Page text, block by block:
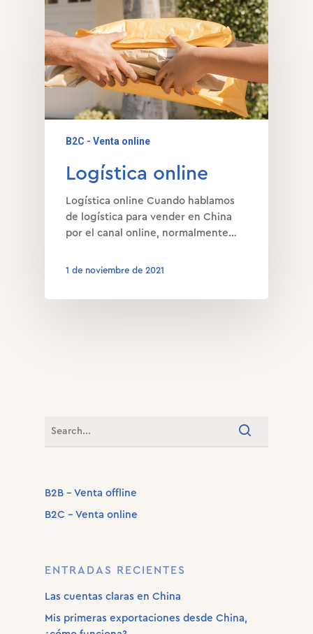
B2C - Venta online
Logística online
Logística online Cuando hablamos
de logística para vender en China
por el canal online, normalmente…
1 de noviembre de 2021
B2B – Venta offline
B2C – Venta online
ENTRADAS RECIENTES
Las cuentas claras en China
Mis primeras exportaciones desde China,